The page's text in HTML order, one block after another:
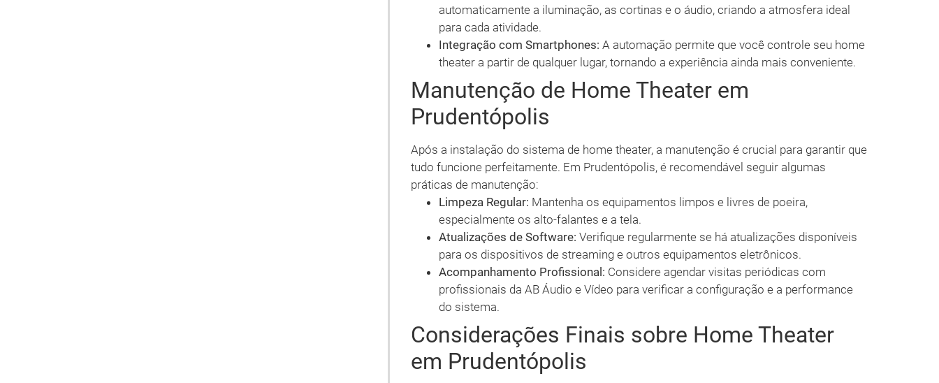
automaticamente a iluminação, as cortinas e o áudio, criando a atmosfera ideal
para cada atividade.
Integração com Smartphones: A automação permite que você controle seu home
theater a partir de qualquer lugar, tornando a experiência ainda mais conveniente.
Manutenção de Home Theater em
Prudentópolis
Após a instalação do sistema de home theater, a manutenção é crucial para garantir que
tudo funcione perfeitamente. Em Prudentópolis, é recomendável seguir algumas
práticas de manutenção:
Limpeza Regular: Mantenha os equipamentos limpos e livres de poeira,
especialmente os alto-falantes e a tela.
Atualizações de Software: Verifique regularmente se há atualizações disponíveis
para os dispositivos de streaming e outros equipamentos eletrônicos.
Acompanhamento Profissional: Considere agendar visitas periódicas com
profissionais da AB Áudio e Vídeo para verificar a configuração e a performance
do sistema.
Considerações Finais sobre Home Theater
em Prudentópolis